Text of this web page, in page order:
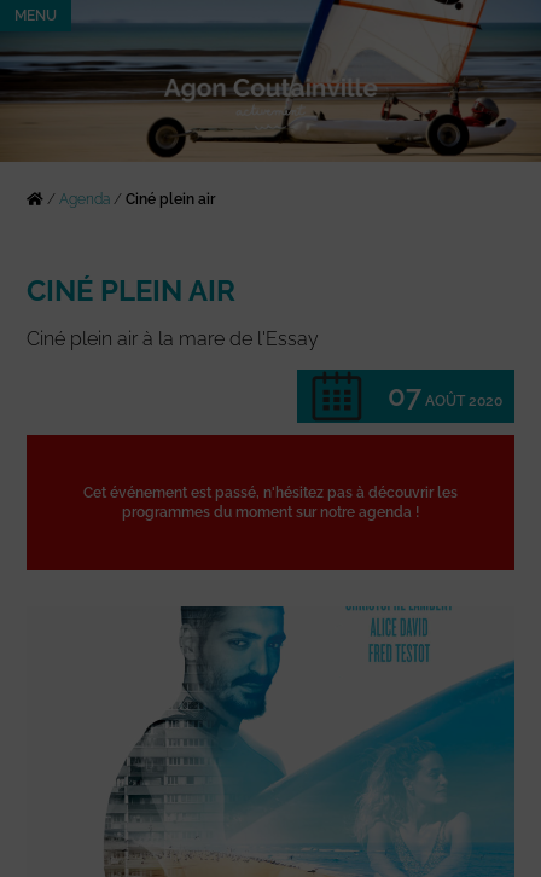
MENU
/Agenda /Ciné plein air
CINÉ PLEIN AIR
Ciné plein air à la mare de l'Essay
07 AOÛT 2020
Cet événement est passé, n'hésitez pas à découvrir les
programmes du moment sur notre agenda !